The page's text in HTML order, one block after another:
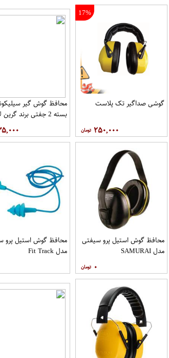
17%
گوشی صداگیر تک پلاست
۲۵۰,۰۰۰
محافظ گوش گیر
بسته 2 جفتی برند گرین لایف
محافظ گوش استیل پرو سیفتی
مدل SAMURAI
۰
محافظ گوش استیل پرو
مدل Fit Track